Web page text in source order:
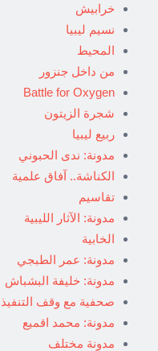
خرابيش
نسيم ليبيا
المحيط
من داخل جنزور
Battle for Oxygen
شجرة الزيتون
ربيع ليبيا
مدونة: ندى الحبوني
الكناشة.. آفاق علمية
تقاسيم
مدونة: الآثار الليبية
الخابية
مدونة: عمر الطبجي
مدونة: خليفة البشباش
صحفية مع وقف التنفيذ
مدونة: محمد اقميع
مدونة مختلف